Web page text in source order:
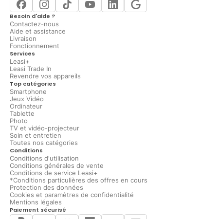
Besoin d'aide ?
Contactez-nous
Aide et assistance
Livraison
Fonctionnement
Services
Leasi+
Leasi Trade In
Revendre vos appareils
Top catégories
Smartphone
Jeux Vidéo
Ordinateur
Tablette
Photo
TV et vidéo-projecteur
Soin et entretien
Toutes nos catégories
Conditions
Conditions d'utilisation
Conditions générales de vente
Conditions de service Leasi+
*Conditions particulières des offres en cours
Protection des données
Cookies et paramètres de confidentialité
Mentions légales
Paiement sécurisé